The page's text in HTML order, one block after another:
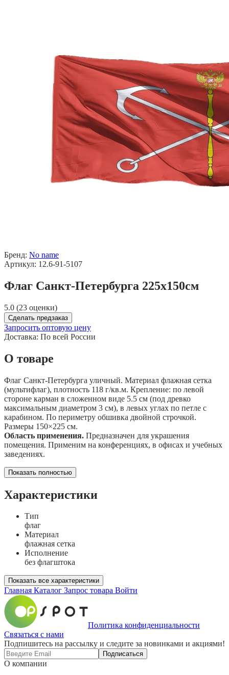
Бренд: No name
Артикул: 12.6-91-5107
Флаг Санкт-Петербурга 225x150см
5.0 (23 оценки)
Сделать предзаказ
Запросить оптовую цену
Доставка: По всей России
О товаре
Флаг Санкт-Петербурга уличный. Материал флажная сетка
(мультифлаг), плотность 118 г/кв.м. Крепление: по левой
стороне карман в сложенном виде 5.5 см (под древко
максимальным диаметром 3 см), в левых углах по петле с
карабином. По периметру обшивка двойной строчкой.
Размеры 150×225 см.
Область применения. Предназначен для украшения
помещения. Применим на конференциях, в офисах и учебных
заведениях.
Показать полностью
Характеристики
Тип
флаг
Материал
флажная сетка
Исполнение
без флагштока
Показать все характеристики
Главная Каталог Запрос товара Войти
Политика конфиденциальности
Связаться с нами
Подпишитесь на рассылку и следите за новинками и акциями!
Подписаться
О компании